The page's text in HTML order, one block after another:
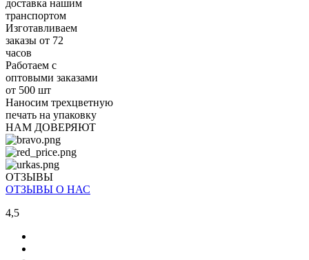
доставка нашим
транспортом
Изготавливаем
заказы от 72
часов
Работаем с
оптовыми заказами
от 500 шт
Наносим трехцветную
печать на упаковку
НАМ ДОВЕРЯЮТ
ОТЗЫВЫ
ОТЗЫВЫ О НАС
4,5